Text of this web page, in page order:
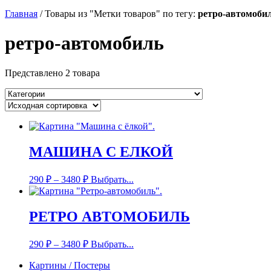
Главная /Товары из "Метки товаров" по тегу: ретро-
ретро-автомобиль
Представлено 2 товара
МАШИНА С ЕЛКОЙ
290 ₽ – 3480 ₽ Выбрать...
РЕТРО АВТОМОБИЛЬ
290 ₽ – 3480 ₽ Выбрать...
Картины / Постеры